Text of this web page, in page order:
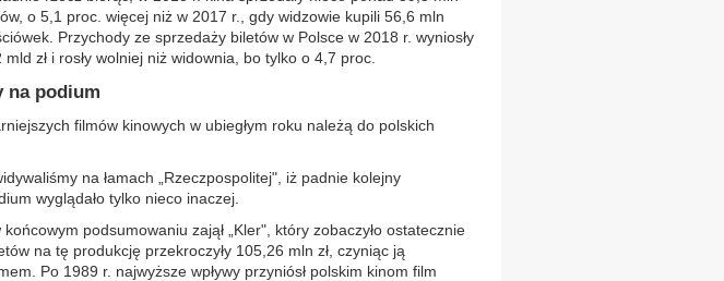
o 5,1 proc. więcej niż w 2017 r., gdy widzowie kupili 56,6 mln
Przychody ze sprzedaży biletów w Polsce w 2018 r. wyniosły
mld zł i rosły wolniej niż widownia, bo tylko o 4,7 proc.
na podium
filmów kinowych w ubiegłym roku należą do polskich
na łamach „Rzeczpospolitej", iż padnie kolejny
wyglądało tylko nieco inaczej.
podsumowaniu zajął „Kler", który zobaczyło ostatecznie
na tę produkcję przekroczyły 105,26 mln zł, czyniąc ją
Po 1989 r. najwyższe wpływy przyniósł polskim kinom film